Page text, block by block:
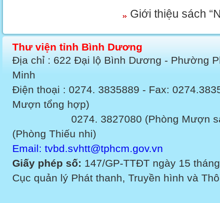
Giới thiệu sách
Thư viện tỉnh Bình Dương
Địa chỉ : 622 Đại lộ Bình Dương - Phường
Minh
Điện thoại : 0274. 3835889 - Fax:
Mượn tổng hợp)
0274. 3827080 (Phòng Mượn sách
(Phòng Thiếu nhi)
Email: tvbd.svhtt@tphcm.gov.vn
Giấy phép số: 147/GP-TTĐT ngày 15
Cục quản lý Phát thanh, Truyền hình và